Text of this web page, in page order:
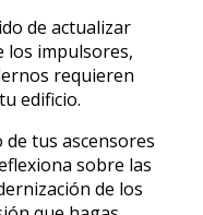
de actualizar
los impulsores,
requieren
edificio.
tus ascensores
sobre las
de los